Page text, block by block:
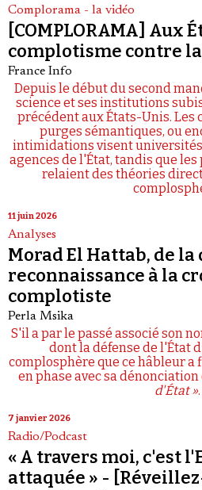
Complorama - la vidéo
[COMPLORAMA] Aux
complotisme contre
France Info
Depuis le début du second
science et ses institutions
précédent aux États-Unis. Les
purges sémantiques, ou
intimidations visent
agences de l'État, tandis que
relaient des théories
11 juin 2026
Analyses
Morad El Hattab, de la
reconnaissance à la
complotiste
Perla Msika
S'il a par le passé associé son
dont la défense de l'État
complosphère que ce hâbleur
en phase avec sa dénonciation
d'État ».
7 janvier 2026
Radio/Podcast
« A travers moi, c'est
attaquée » - [Réveillez-